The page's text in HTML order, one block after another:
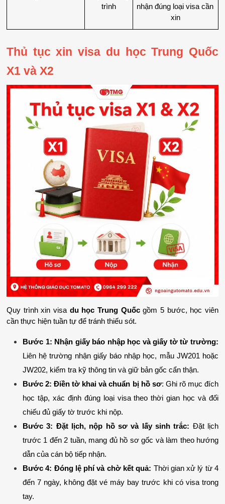
trình
nhận đúng loại visa cần
xin
Thủ tục xin visa du học Trung Quốc
X1 và X2
Quy trình xin visa du học Trung Quốc gồm 5 bước, học viên
cần thực hiện tuần tự để tránh thiếu sót.
Bước 1: Nhận giấy báo nhập học và giấy tờ từ trường:
Liên hệ trường nhận giấy báo nhập học, mẫu JW201 hoặc
JW202, kiểm tra kỹ thông tin và giữ bản gốc cẩn thận.
Bước 2: Điền tờ khai và chuẩn bị hồ sơ: Ghi rõ mục đích
học tập, xác định đúng loại visa theo thời gian học và đối
chiếu đủ giấy tờ trước khi nộp.
Bước 3: Đặt lịch, nộp hồ sơ và lấy sinh trắc: Đặt lịch
trước 1 đến 2 tuần, mang đủ hồ sơ gốc và làm theo hướng
dẫn của cán bộ tiếp nhận.
Bước 4: Đóng lệ phí và chờ kết quả: Thời gian xử lý từ 4
đến 7 ngày, không đặt vé máy bay trước khi có visa trong
tay.